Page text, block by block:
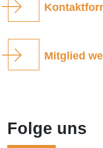
Mitglied
Folge uns